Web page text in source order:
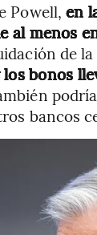
Powell,en
al menos
de
bonos
bancos